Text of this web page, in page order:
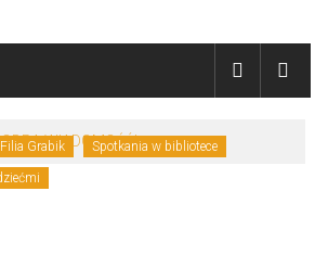
WIADOMOŚĆ!
Filia Grabik Spotkania w bibliotece